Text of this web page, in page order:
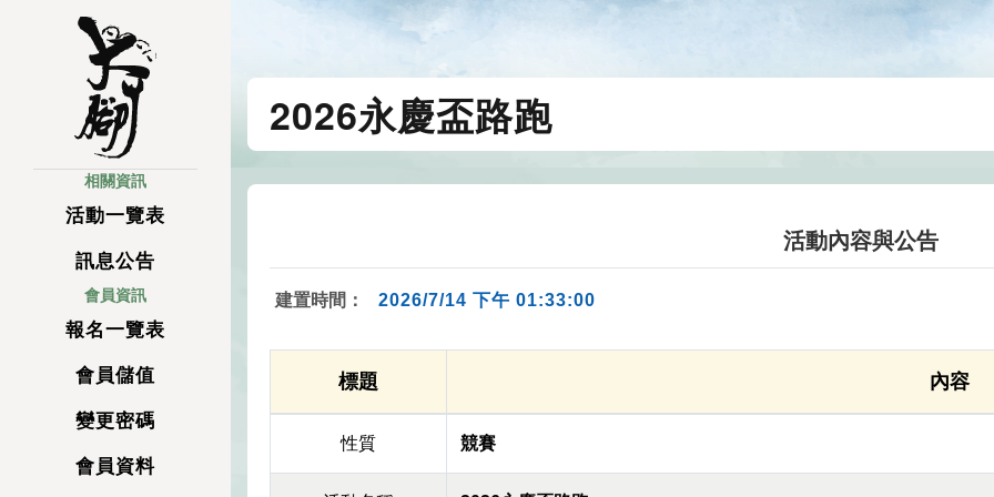
相關資訊
活動一覽表
訊息公告
會員資訊
報名一覽表
會員儲值
變更密碼
會員資料
2026永慶盃路跑
活動內容與公告
建置時間： 2026/7/14 下午 01:33:00
標題 內容
性質 競賽